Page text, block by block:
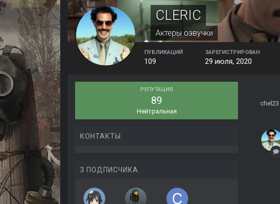
CLERIC
Актеры озвучки
ПУБЛИКАЦИЙ
109
ЗАРЕГИСТРИРОВАН
29 июля, 2020
РЕПУТАЦИЯ
89
Нейтральная
КОНТАКТЫ
3 ПОДПИСЧИКА
chel23